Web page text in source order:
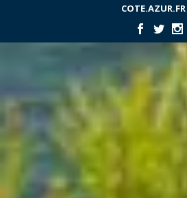
COTE.AZUR.FR